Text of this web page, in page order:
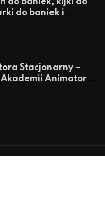
do baniek i
Stacjonarny –
Animatora